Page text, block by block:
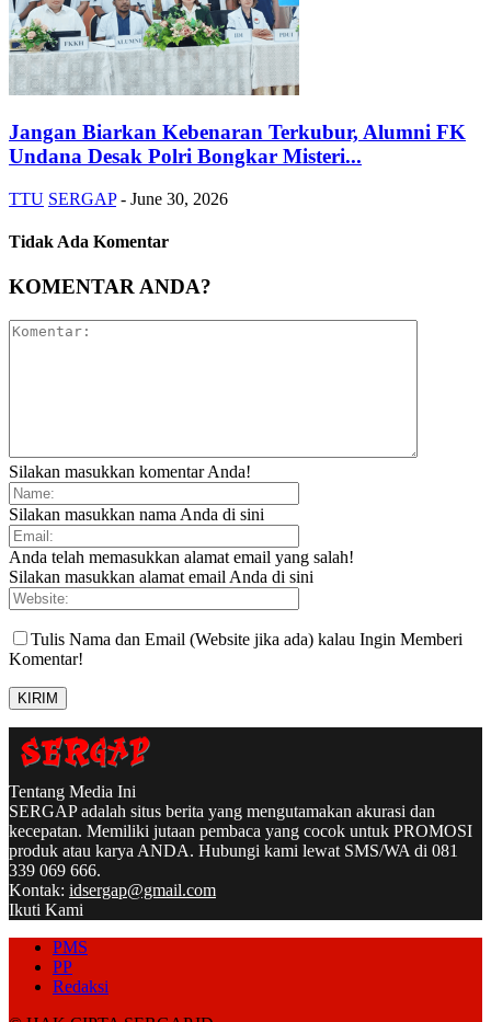
Jangan Biarkan Kebenaran Terkubur, Alumni FK
Undana Desak Polri Bongkar Misteri...
TTU SERGAP - June 30, 2026
Tidak Ada Komentar
KOMENTAR ANDA?
Silakan masukkan komentar Anda!
Silakan masukkan nama Anda di sini
Anda telah memasukkan alamat email yang salah!
Silakan masukkan alamat email Anda di sini
Tulis Nama dan Email (Website jika ada) kalau Ingin Memberi
Komentar!
Tentang Media Ini
SERGAP adalah situs berita yang mengutamakan akurasi dan
kecepatan. Memiliki jutaan pembaca yang cocok untuk PROMOSI
produk atau karya ANDA. Hubungi kami lewat SMS/WA di 081
339 069 666.
Kontak: idsergap@gmail.com
Ikuti Kami
PMS
PP
Redaksi